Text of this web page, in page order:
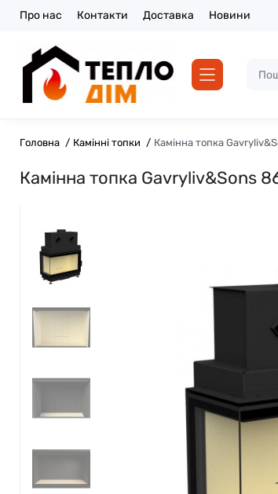
Про нас Контакти Доставка Новини
Головна Камінні топки Камінна топка
Камінна топка Gavryliv&Sons